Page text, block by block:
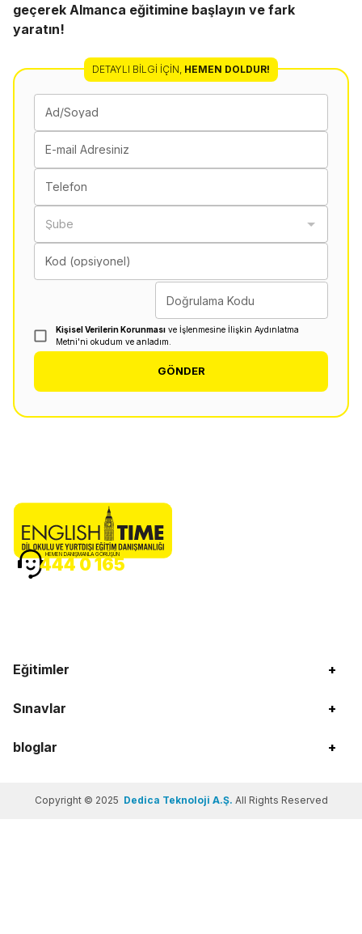
geçerek Almanca eğitimine başlayın ve fark
yaratın!
DETAYLI BILGI İÇIN HEMEN DOLDUR!
Ad/Soyad
E-mail Adresiniz
Telefon
Şube
Kod (opsiyonel)
Doğrulama Kodu
Kişisel Verilerin Korunması ve İşlenmesine İlişkin Aydınlatma
Metni'ni okudum ve anladım.
GÖNDER
Eğitimler +
Sınavlar +
bloglar +
HEMEN DANIŞMANLA GÖRÜŞÜN
444 0 165
Copyright © 2025 Dedica Teknoloji A.Ş. All Rights Reserved